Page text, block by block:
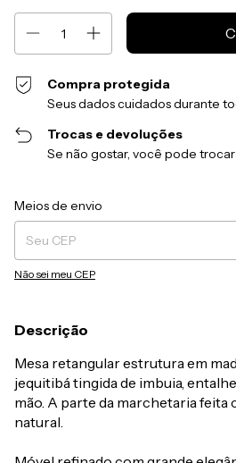
Compra protegida
Seus dados cuidados durante
Trocas e devoluções
Se não gostar, você pode
Entregas para o CEP:
Meios de envio
Não sei meu CEP
Descrição
Mesa retangular estrutura em
jequitibá tingida de imbuia,
mão. A parte da marchetaria feita
natural.